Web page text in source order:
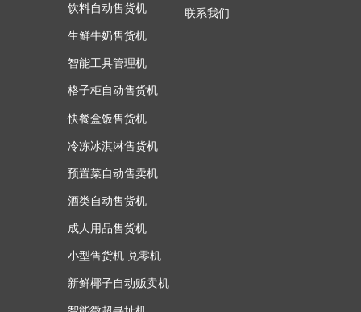
饮料自动售货机
生鲜牛奶售货机
智能工具管理机
格子柜自动售货机
快餐盒饭售货机
冷冻冰淇淋售货机
预置菜自动售卖机
酒类自动售货机
成人用品售货机
小型售货机 兑零机
新鲜椰子自动贩卖机
联系我们